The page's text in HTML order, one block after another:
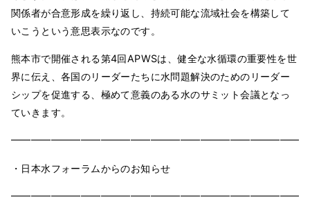
関係者が合意形成を繰り返し、持続可能な流域社会を構築して
いこうという意思表示なのです。
熊本市で開催される第4回APWSは、健全な水循環の重要性を世
界に伝え、各国のリーダーたちに水問題解決のためのリーダー
シップを促進する、極めて意義のある水のサミット会議となっ
ていきます。
・日本水フォーラムからのお知らせ